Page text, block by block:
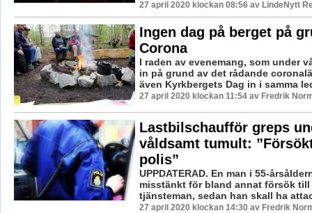
27 april 2020 klockan 08:56 av LindeNytt
Ingen dag på berget på
Corona
I raden av evenemang, som under
in på grund av det rådande
även Kyrkbergets Dag in i samma
27 april 2020 klockan 11:54 av Fredrik
Lastbilschaufför greps
våldsamt tumult:
polis”
UPPDATERAD. En man i 55-
misstänkt för bland annat försök
tjänsteman, sedan han skall ha
27 april 2020 klockan 14:30 av Fredrik